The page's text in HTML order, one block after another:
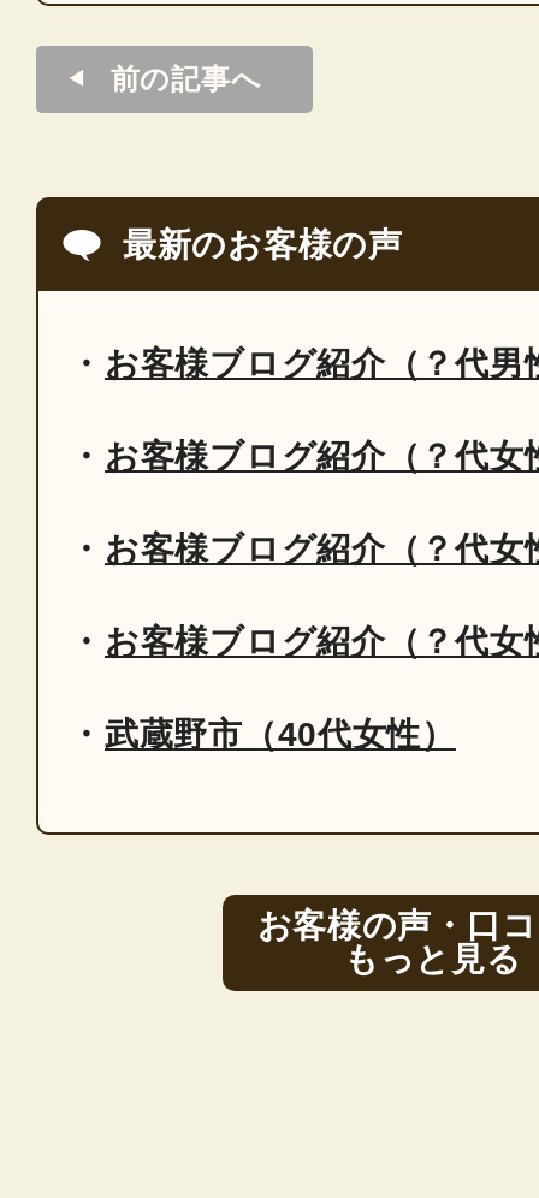
前の記事へ
最新のお客様の声
お客様ブログ紹介（？代男
お客様ブログ紹介（？代女
お客様ブログ紹介（？代女
お客様ブログ紹介（？代女
武蔵野市（40代女性）
お客様の声・口
もっと見る